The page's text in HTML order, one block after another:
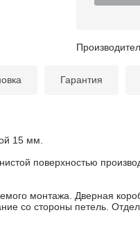
Гарантия
15 мм.
поверхностью
монтажа. Дверная
со стороны петель.